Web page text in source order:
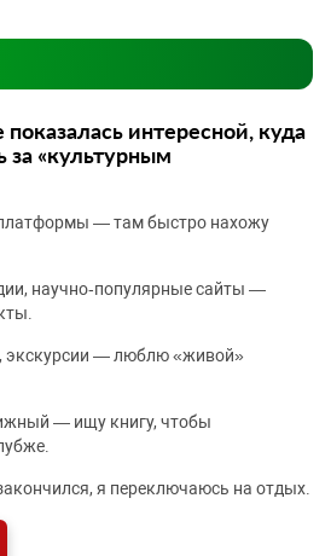
интересной, куда
«культурным
— там быстро нахожу
научно‑популярные сайты —
экскурсии — люблю «живой»
— ищу книгу, чтобы
я переключаюсь на отдых.